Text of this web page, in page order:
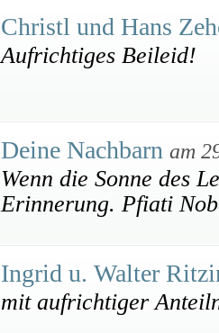
Christl und Hans
Aufrichtiges Beileid!
Deine Nachbarn am
Wenn die Sonne des
Erinnerung. Pfiati
Ingrid u. Walter
mit aufrichtiger